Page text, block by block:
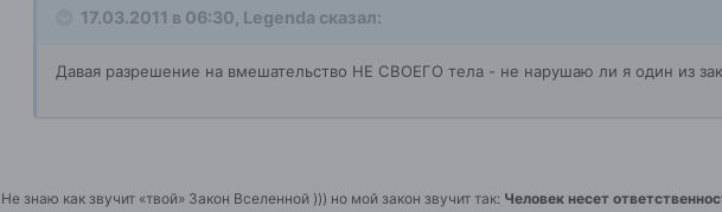
17.03.2011 в 06:30, Legenda сказал:
Давая разрешение на вмешательство НЕ СВОЕГО тела - не нарушаю ли я один из
Не знаю как звучит «твой» Закон Вселенной ))) но мой закон звучит так: Человек несет